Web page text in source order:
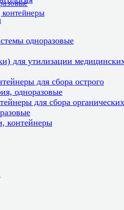
контейнеры
одноразовые
для утилизации
для сбора острого
одноразовые
для сбора органических
контейнеры